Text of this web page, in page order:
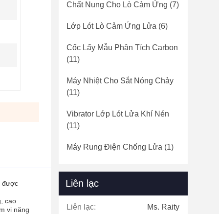
được
cao
vi năng
Chất Nung Cho Lò Cảm Ứng (7)
Lớp Lót Lò Cảm Ứng Lửa (6)
Cốc Lấy Mẫu Phân Tích Carbon
(11)
Máy Nhiệt Cho Sắt Nóng Chảy
(11)
Vibrator Lớp Lót Lửa Khí Nén
(11)
Máy Rung Điện Chống Lửa (1)
Liên lạc
Liên lạc: Ms. Raity